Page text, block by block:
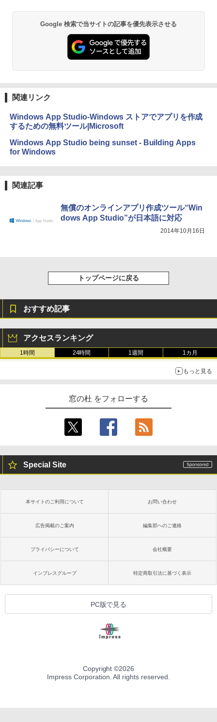
ClaudeCode いちばんやさしい 教科書:
方 マニュアル AI副業にもコンテンツ作成
にもKindle出版にも！ 非エンジニアのた
めのAIコーディング入門シリーズ
ェクトリストと最新エミュレータ紹介
￥19,980
Kindle Paperwhite シグニチャーエディ
ション (32GB) 7インチディスプレイ、明
Amazon Kindle Colorsoft | 16GBストレ
イ、色調調節ライト、最大8週間持続バッ
New Amazon Kindle Scribe Colorsoft |
11インチカラーディスプレイ、64GBスト
レージ、ノート機能搭載、明るさ自動調
整、色調調節ライト、プレミアムペン付
Google 検索で当サイトの記事を優先表示させる
関連リンク
Windows App Studio-Windows ストアでアプリを作成
するための無料ツール|Microsoft
Windows App Studio being sunset - Building Apps
for Windows
関連記事
無償のオンラインアプリ作成ツール“Win
dows App Studio”が日本語に対応
2014年10月16日
トップページに戻る
おすすめ記事
アクセスランキング
1時間 24時間 1週間 1カ月
もっと見る
窓の杜 をフォローする
Special Site
本サイトのご利用について お問い合わせ
広告掲載のご案内 編集部へのご連絡
プライバシーについて 会社概要
インプレスグループ 特定商取引法に基づく表示
PC版で見る
Copyright ©2026
Impress Corporation. All rights reserved.